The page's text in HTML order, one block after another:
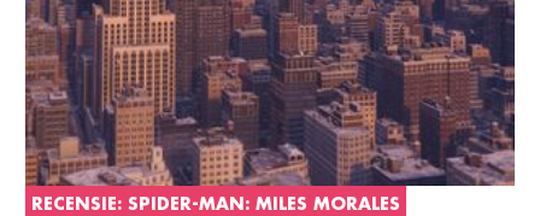
RECENSIE: SPIDER-MAN: MILES MORALES